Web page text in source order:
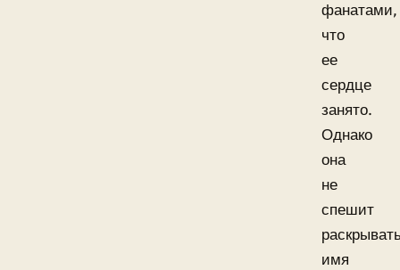
фанатами,
что
ее
сердце
занято.
Однако
она
не
спешит
имя